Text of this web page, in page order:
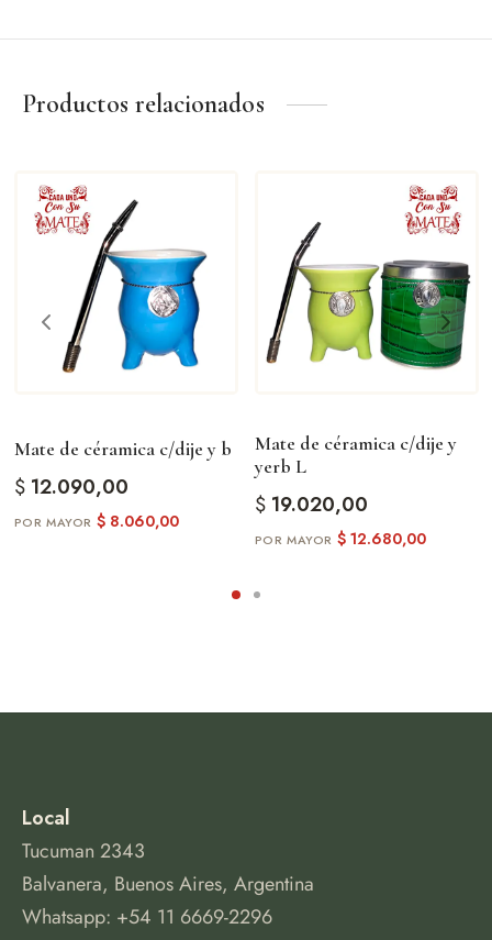
Productos relacionados
Mate de céramica c/dije y b
$12.090,00
$8.060,00
Mate de céramica c/dije y
yerb L
$19.020,00
$12.680,00
Local
Tucuman 2343
Balvanera, Buenos Aires, Argentina
Whatsapp: +54 11 6669-2296